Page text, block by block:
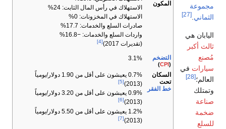
المكون
الاستهلاك في رأس المال الثابت: 24%
الاستهلاك في المخزونات: 0%
صادرات السلع والخدمات: 17.7%
واردات السلع والخدمات: −16.8%
(تقديرات 2017)
[4]
التضخم
(
CPI
)
3.1%
السكان
تحت
خط الفقر
0.7% يعيشون على أقل من 1.90 دولار/يومياً
(2013)
[5]
0.9% يعيشون على أقل من 3.20 دولار/يومياً
(2013)
[6]
1.2% يعيشون على أقل من 5.50 دولار/يومياً
(2013)
[7]
مجموعة
الثماني [27]
اليابان هي
ثالث أكبر
مُصنع
سيارات في
العالم؛[28]
وتمتلك
صناعة
ضخمة
للسلع